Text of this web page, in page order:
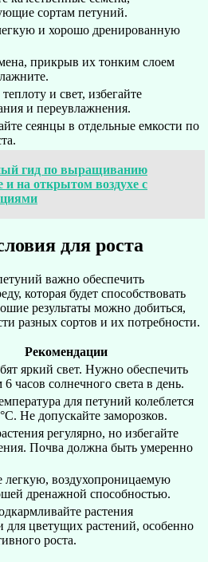
сортам петуний.
и хорошо дренированную
прикрыв их тонким слоем
и свет, избегайте
и переувлажнения.
сеянцы в отдельные емкости по
гид по выращиванию
и на открытом воздухе с
для роста
важно обеспечить
которая будет способствовать
результаты можно добиться,
разных сортов и их потребности.
Рекомендации
яркий свет. Нужно обеспечить
часов солнечного света в день.
для петуний колеблется
Не допускайте заморозков.
регулярно, но избегайте
Почва должна быть умеренно
легкую, воздухопроницаемую
дренажной способностью.
растения
для цветущих растений, особенно
роста.